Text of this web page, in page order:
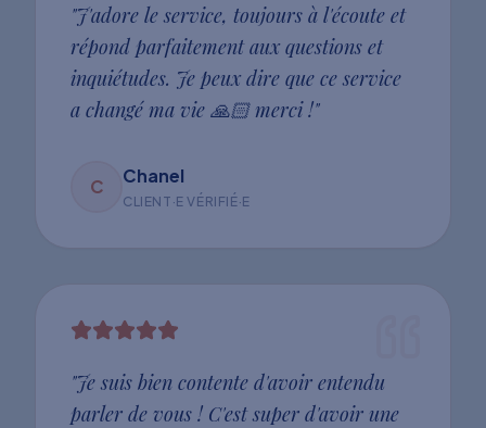
"J'adore le service, toujours à l'écoute et
répond parfaitement aux questions et
inquiétudes. Je peux dire que ce service
a changé ma vie 🙏🏻 merci !"
C Chanel
CLIENT·E VÉRIFIÉ·E
"Je suis bien contente d'avoir entendu
parler de vous ! C'est super d'avoir une